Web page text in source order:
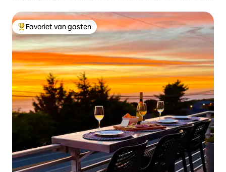
Topfavoriet van gasten
Favoriet van gasten